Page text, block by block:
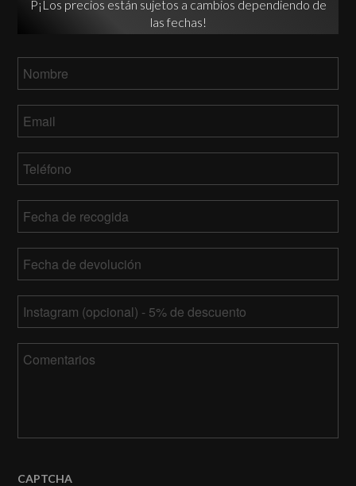
P¡Los precios están sujetos a cambios dependiendo de
las fechas!
de
barra
barra
AAAA
de
barra
barra
AAAA
Instagram
CAPTCHA